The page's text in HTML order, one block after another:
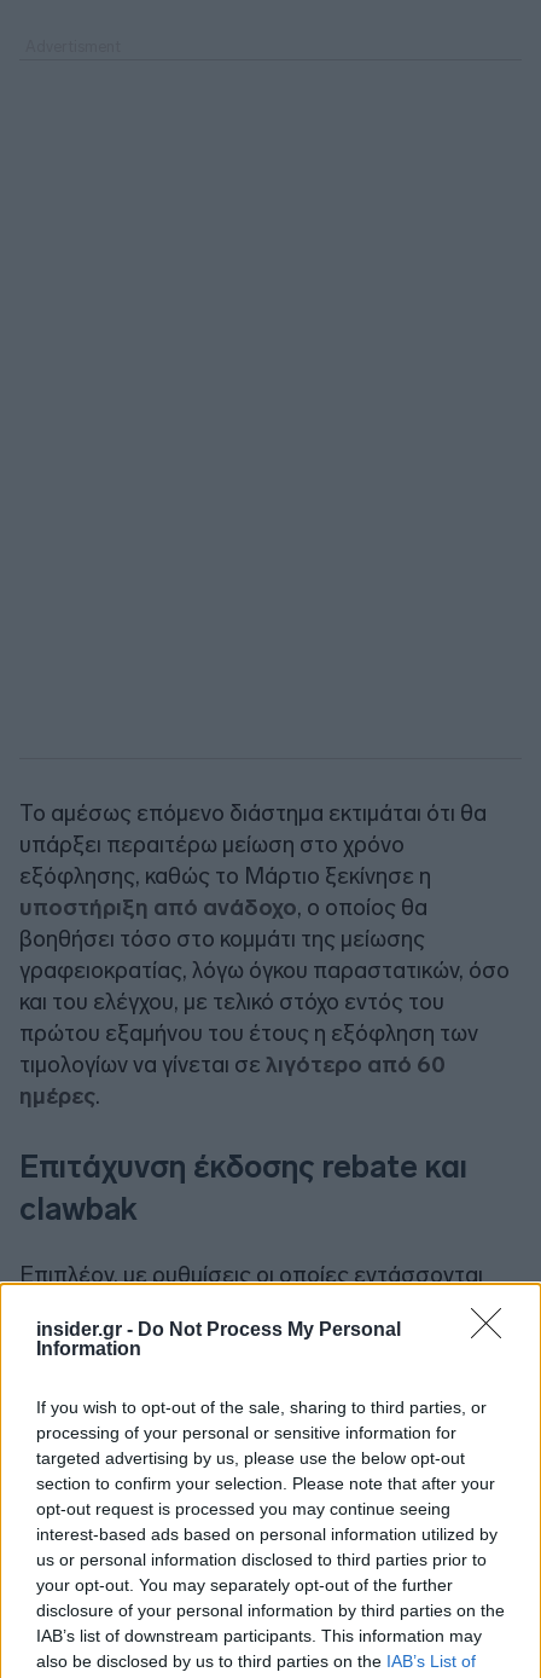
insider.gr - Do Not Process My Personal
Information
If you wish to opt-out of the sale, sharing to third parties, or
processing of your personal or sensitive information for
targeted advertising by us, please use the below opt-out
section to confirm your selection. Please note that after your
opt-out request is processed you may continue seeing
interest-based ads based on personal information utilized by
us or personal information disclosed to third parties prior to
your opt-out. You may separately opt-out of the further
disclosure of your personal information by third parties on the
IAB’s list of downstream participants. This information may
also be disclosed by us to third parties on the IAB’s List of
Το αμέσως επόμενο διάστημα εκτιμάται ότι θα
υπάρξει περαιτέρω μείωση στο χρόνο
εξόφλησης, καθώς το Μάρτιο ξεκίνησε η
υποστήριξη από ανάδοχο, ο οποίος θα
βοηθήσει τόσο στο κομμάτι της μείωσης
γραφειοκρατίας, λόγω όγκου παραστατικών, όσο
και του ελέγχου, με τελικό στόχο εντός του
πρώτου εξαμήνου του έτους η εξόφληση των
τιμολογίων να γίνεται σε λιγότερο από 60
ημέρες.
Επιτάχυνση έκδοσης rebate και
clawbak
Επιπλέον, με ρυθμίσεις οι οποίες εντάσσονται
κατατέθηκε προ ημερών στη Βουλή, η ΕΚΑΠΥ
νοσοκομειακών φαρμάκων(αυτή τη στιγμή
διαχειρίζεται το 20% της συνολικής δαπάνης)
αλλά και τηνέκδοση των rebate (υποχρεωτικές
εκπτώσεις) και clawback (υποχρεωτικές
επιστροφές).